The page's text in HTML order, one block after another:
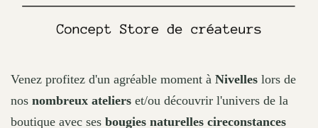
page
Venez profitez d'un agréable moment à Nivelles lors de
nos nombreux ateliers et/ou découvrir l'univers de la
boutique avec ses bougies naturelles cireconstances